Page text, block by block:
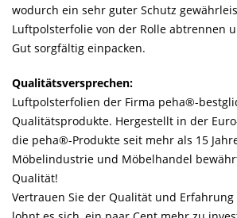
wodurch ein sehr guter Schutz
Luftpolsterfolie von der Rolle abtrennen
Gut sorgfältig einpacken.
Qualitätsversprechen:
Luftpolsterfolien der Firma peha®-
Qualitätsprodukte. Hergestellt in der
die peha®-Produkte seit mehr als 15
Möbelindustrie und Möbelhandel
Qualität!
Vertrauen Sie der Qualität und